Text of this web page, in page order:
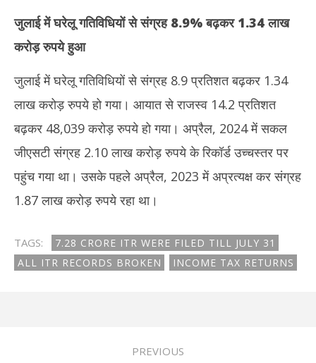
जुलाई में घरेलू गतिविधियों से संग्रह 8.9%बढ़कर 1.34 लाख
करोड़ रुपये हुआ
जुलाई में घरेलू गतिविधियों से संग्रह 8.9 प्रतिशत बढ़कर 1.34
लाख करोड़ रुपये हो गया। आयात से राजस्व 14.2 प्रतिशत
बढ़कर 48,039 करोड़ रुपये हो गया। अप्रैल, 2024 में सकल
जीएसटी संग्रह 2.10 लाख करोड़ रुपये के रिकॉर्ड उच्चस्तर पर
पहुंच गया था। उसके पहले अप्रैल, 2023 में अप्रत्यक्ष कर संग्रह
1.87 लाख करोड़ रुपये रहा था।
TAGS:
7.28 CRORE ITR WERE FILED TILL JULY 31
ALL ITR RECORDS BROKEN
INCOME TAX RETURNS
PREVIOUS